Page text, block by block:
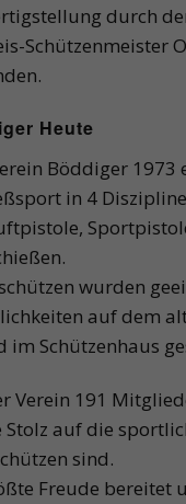
durch
Schützenmeister
Heute
Böddiger 1973
in 4
wurden
auf dem
im Schützenhaus
Verein 191
Stolz auf die
sind.
Freude bereitet